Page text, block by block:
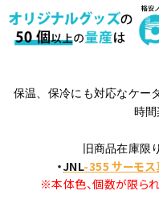
保温、保冷にも対応なケー
時間
旧商品在庫限
・JNL-355 サーモ
※本体色、個数が限ら